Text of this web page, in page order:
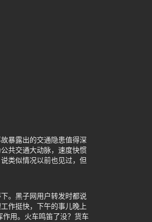
暴露出的交通隐患值得深
共交通大动脉，速度快惯
类似情况以前也见过，但
。黑子网用户转发时都说
作挺快，下午的事儿晚上
用。火车鸣笛了没？货车